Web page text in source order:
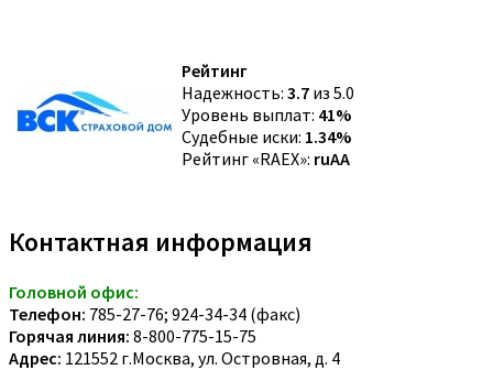
Рейтинг
Надежность: 3.7 из 5.0
Уровень выплат: 41%
Судебные иски: 1.34%
Рейтинг «RAEX»: ruAA
Контактная информация
Головной офис:
Телефон: 785-27-76; 924-34-34 (факс)
Горячая линия: 8-800-775-15-75
Адрес: 121552 г.Москва, ул. Островная, д. 4